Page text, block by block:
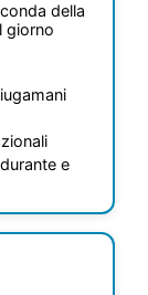
della
giorno
e